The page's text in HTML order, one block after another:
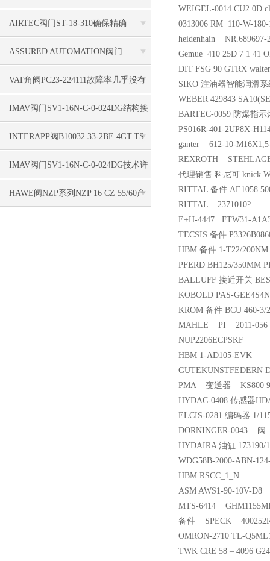
性
AIRTEC阀门ST-18-310确保精确
ASSURED AUTOMATION阀门
D31DAXV4B运用空气干燥设备
VAT角阀PC23-224111故障率几乎没有
IMAV阀门SV1-16N-C-0-024DG结构接
单合理
INTERAPP阀B10032.33-2BE.4GT.TS
产品详情
IMAV阀门SV1-16N-C-0-024DG技术详
情更新
HAWE阀NZP系列NZP 16 CZ 55/60产
WEIGEL-0014 CU2.0D
0313006 RM 110-W-
heidenhain NR.689697-
Gemue 410 25D 7 1 41
DIT FSG 90 GTRX
SIKO 注油器智能润滑系
WEBER 429843
BARTEC-0059 防爆指示
PS016R-401-2UP8X-
ganter 612-10-
REXROTH
代理销售 科尼可 knick
RITTAL 备件
RITTAL 2371010?
E+H-4447 FTW31-
TECSIS 备件
HBM 备件 1-T22/200NM
PFERD BH125/350MM
BALLUFF 接近开关
KOBOLD PAS-
KROM 备件 BCU 460-3/
MAHLE PI 2011-056
NUP2206ECPSKF
HBM 1-AD105-EVK
GUTEKUNSTFEDERN
PMA 变送器 KS800
HYDAC-0408 传感器
ELCIS-0281 编码器 1/
DORNINGER-0043 阀
HYDAIRA 油缸 173190/
WDG58B-2000-ABN-
HBM RSCC_1_N
ASM AWS1-90-10V-D8
MTS-6414
备件 SPECK
OMRON-2710 TL-
TWK CRE 58 – 4096